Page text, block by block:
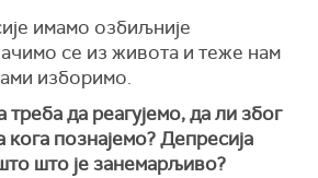
имамо озбиљније
се из живота и теже нам
изборимо.
треба да реагујемо, да ли због
кога познајемо? Депресија
што је занемарљиво?